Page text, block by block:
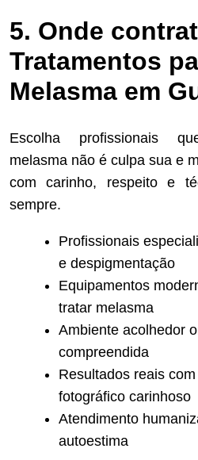
5. Onde
Tratamentos
Melasma em
Escolha profissionais
melasma não é culpa sua e
com carinho, respeito e
sempre.
Profissionais
e despigmentação
Equipamentos
tratar melasma
Ambiente acolhedor
compreendida
Resultados reais
fotográfico carinhoso
Atendimento
autoestima